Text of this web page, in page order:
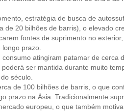
estratégia de busca de
de 20 bilhões de barris), o elevado
fontes de suprimento no
prazo.
atingiram patamar de cerca
ser mantida durante muito
século.
de 100 bilhões de barris, o que
prazo na Ásia. Tradicionalmente
europeu, o que também